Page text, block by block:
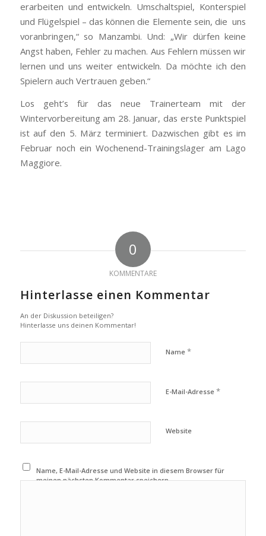
erarbeiten und entwickeln. Umschaltspiel, Konterspiel
und Flügelspiel – das können die Elemente sein, die uns
voranbringen,“ so Manzambi. Und: „Wir dürfen keine
Angst haben, Fehler zu machen. Aus Fehlern müssen wir
lernen und uns weiter entwickeln. Da möchte ich den
Spielern auch Vertrauen geben.“
Los geht’s für das neue Trainerteam mit der
Wintervorbereitung am 28. Januar, das erste Punktspiel
ist auf den 5. März terminiert. Dazwischen gibt es im
Februar noch ein Wochenend-Trainingslager am Lago
Maggiore.
0
KOMMENTARE
Hinterlasse einen Kommentar
An der Diskussion beteiligen?
Hinterlasse uns deinen Kommentar!
Name *
E-Mail-Adresse *
Website
Name, E-Mail-Adresse und Website in diesem Browser für
meinen nächsten Kommentar speichern.